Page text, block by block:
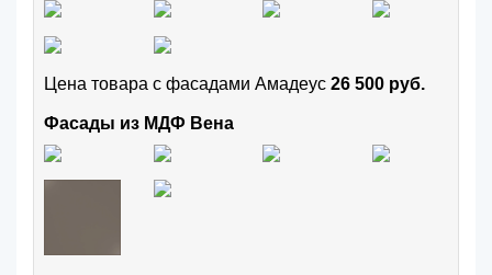
Цена товара с фасадами Амадеус 26 500 руб.
Фасады из МДФ Вена